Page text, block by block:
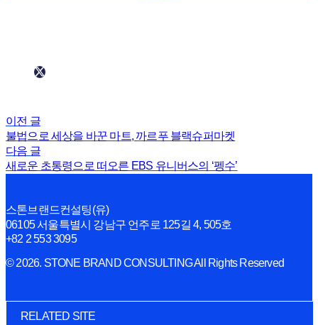
이전 글
불법으로 세상을 바꾼 마트, 까르푸 블랙슈퍼마켓
다음 글
새로운 초통령으로 떠오른 EBS 유니버스의 ‘펭수’
스톤브랜드컨설팅(유)
06105 서울특별시 강남구 언주로 125길 4, 505호
+82 2 553 3095
© 2026. STONE BRAND CONSULTING All Rights Reserved
RELATED SITE